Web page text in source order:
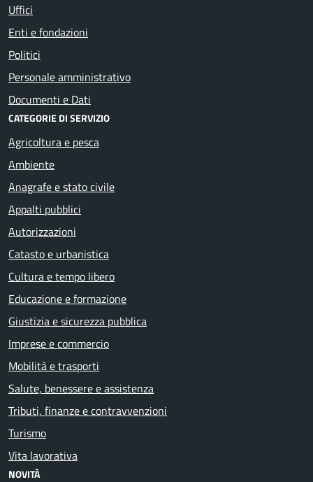
Uffici
Enti e fondazioni
Politici
Personale amministrativo
Documenti e Dati
CATEGORIE DI SERVIZIO
Agricoltura e pesca
Ambiente
Anagrafe e stato civile
Appalti pubblici
Autorizzazioni
Catasto e urbanistica
Cultura e tempo libero
Educazione e formazione
Giustizia e sicurezza pubblica
Imprese e commercio
Mobilità e trasporti
Salute, benessere e assistenza
Tributi, finanze e contravvenzioni
Turismo
Vita lavorativa
NOVITÀ